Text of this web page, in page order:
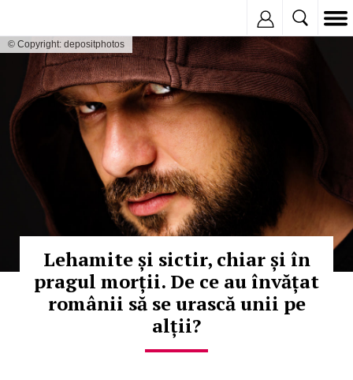
© Copyright: depositphotos
Lehamite și sictir, chiar și în
pragul morții. De ce au învățat
românii să se urască unii pe
alții?